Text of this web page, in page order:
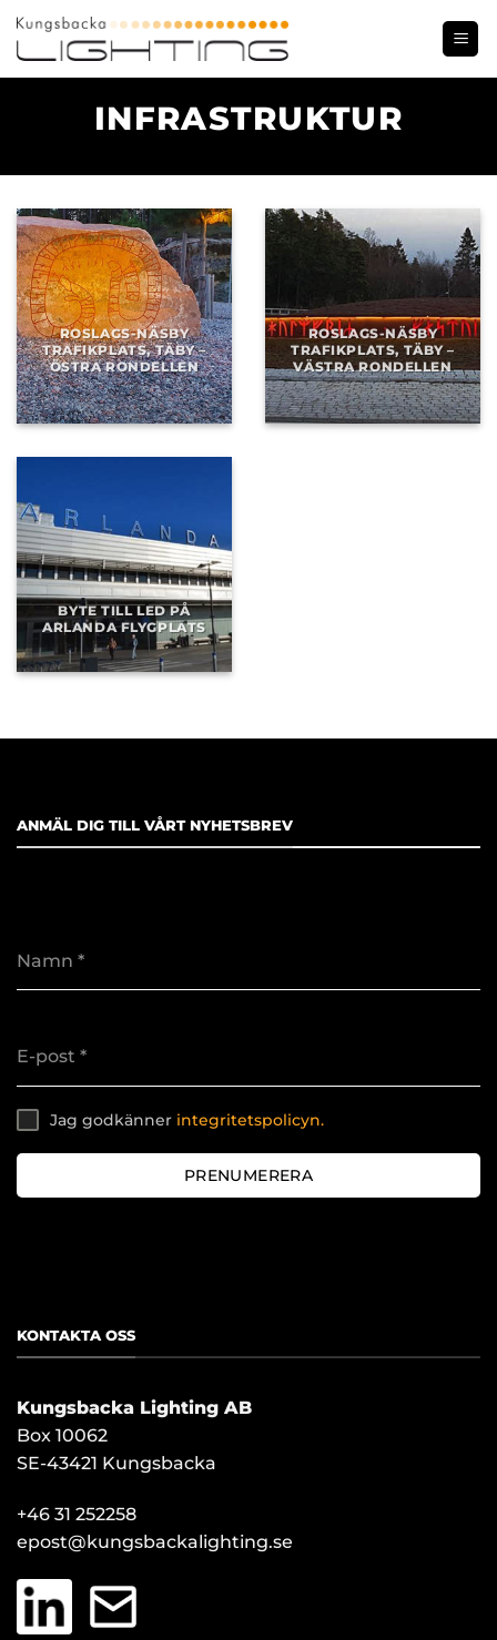
Skip
to
INFRASTRUKTUR
ROSLAGS-NÄSBY
TRAFIKPLATS, TÄBY –
ÖSTRA RONDELLEN
ROSLAGS-NÄSBY
TRAFIKPLATS, TÄBY –
VÄSTRA RONDELLEN
BYTE TILL LED PÅ
ARLANDA FLYGPLATS
KONTAKTA OSS
Kungsbacka Lighting AB
Box 10062
SE-43421 Kungsbacka
+46 31 252258
epost@kungsbackalighting.se
ANMÄL DIG TILL VÅRT NYHETSBREV
Namn *
E-post *
Jag godkänner integritetspolicyn.
PRENUMERERA